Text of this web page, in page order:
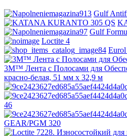
Gulf
Gulf
Loctite 4
3M™ Лента с Полосами для
красно-белая, 51 мм х 32,9 м
46
GEAR/PGM 320